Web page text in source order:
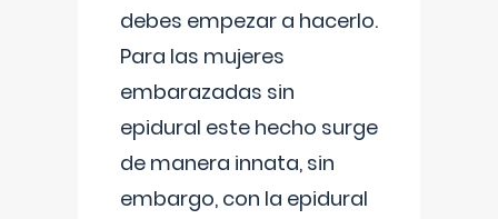
debes empezar a hacerlo.
Para las mujeres
embarazadas sin
epidural este hecho surge
de manera innata, sin
embargo, con la epidural